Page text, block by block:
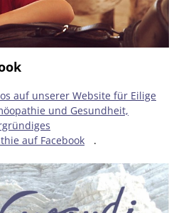
auf unserer Website für Eilige
und Gesundheit,
auf Facebook
.